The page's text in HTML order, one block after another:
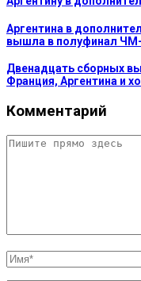
Аргентина в
вышла в полуфинал
Двенадцать сборных
Франция, Аргентина и
Комментарий